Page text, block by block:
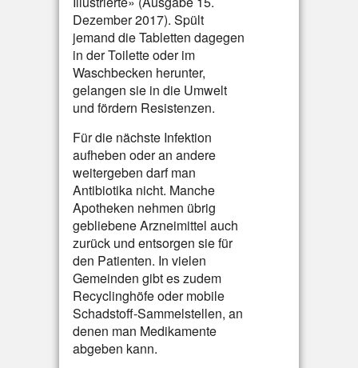
Dezember 2017). Spült
jemand die Tabletten dagegen
in der Toilette oder im
Waschbecken herunter,
gelangen sie in die Umwelt
und fördern Resistenzen.
Für die nächste Infektion
aufheben oder an andere
weitergeben darf man
Antibiotika nicht. Manche
Apotheken nehmen übrig
gebliebene Arzneimittel auch
zurück und entsorgen sie für
den Patienten. In vielen
Gemeinden gibt es zudem
Recyclinghöfe oder mobile
Schadstoff-Sammelstellen, an
denen man Medikamente
abgeben kann.